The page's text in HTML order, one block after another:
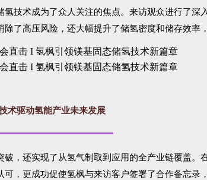
氢技术成为了众人关注的焦点。来访观众进行了
了高压风险，还大幅提升了储氢密度和储存效率
术驱动氢能产业未来发展
破，还实现了从氢气制取到应用的全产业链覆盖
，更成功促使氢枫与来访客户签署了合作备忘录